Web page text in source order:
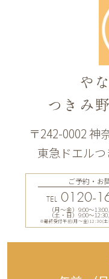
や
つきみ
〒242-0002 神
東急ドエル
ご予約・お
TEL 0120-
（月〜金）9:00〜
（土・日）9:00〜
※最終受付午前(月～金)12:30(